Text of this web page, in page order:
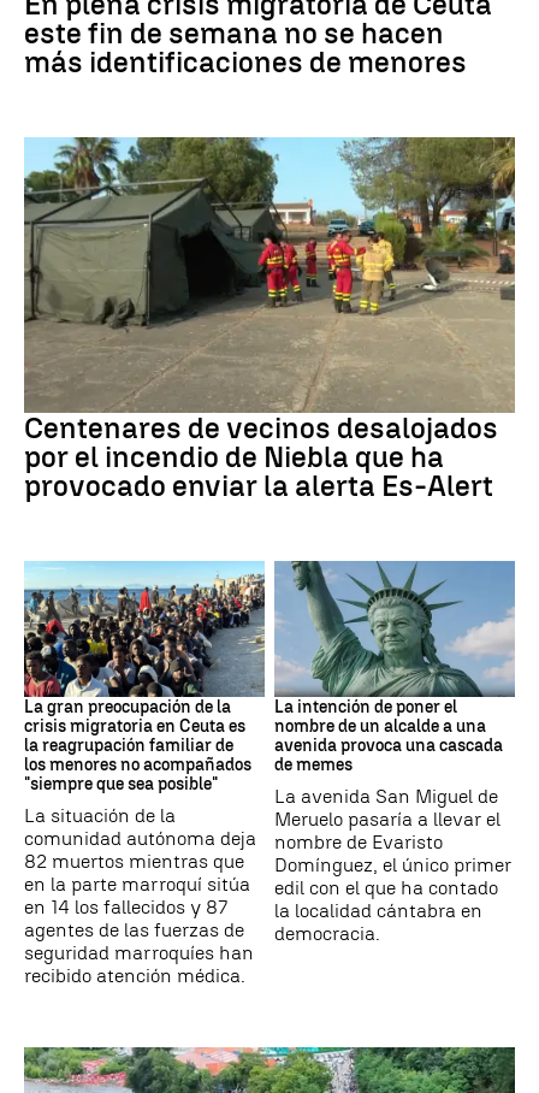
este fin de semana no se hacen
más identificaciones de menores
Incendio
Centenares de vecinos desalojados
por el incendio de Niebla que ha
provocado enviar la alerta Es-Alert
CRISIS MIGRATORIA
La gran preocupación de la
crisis migratoria en Ceuta es
la reagrupación familiar de
los menores no acompañados
"siempre que sea posible"
La situación de la
comunidad autónoma deja
82 muertos mientras que
en la parte marroquí sitúa
en 14 los fallecidos y 87
agentes de las fuerzas de
seguridad marroquíes han
recibido atención médica.
MEMES
La intención de poner el
nombre de un alcalde a una
avenida provoca una cascada
de memes
La avenida San Miguel de
Meruelo pasaría a llevar el
nombre de Evaristo
Domínguez, el único primer
edil con el que ha contado
la localidad cántabra en
democracia.